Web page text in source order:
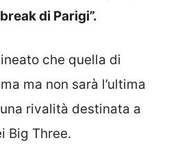
di Parigi”.
che quella di
ma non sarà l’ultima
rivalità destinata a
Big Three.